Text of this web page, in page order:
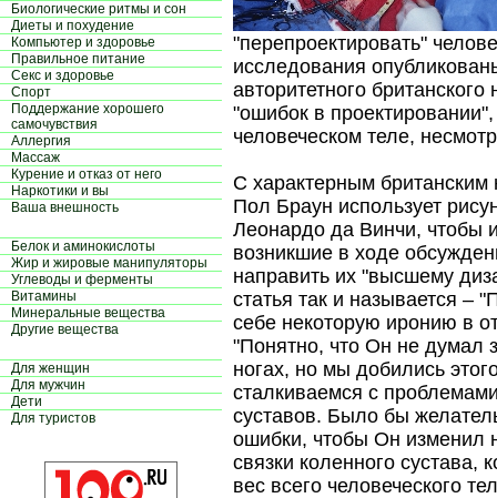
Биологические ритмы и сон
Диеты и похудение
Компьютер и здоровье
Правильное питание
Секс и здоровье
Спорт
Поддержание хорошего
самочувствия
Аллергия
Массаж
Курение и отказ от него
Наркотики и вы
Ваша внешность
Белок и аминокислоты
Жир и жировые манипуляторы
Углеводы и ферменты
Витамины
Минеральные вещества
Другие вещества
Для женщин
Для мужчин
Дети
Для туристов
"перепроектировать"
исследования
авторитетного
"ошибок в
человеческом теле,
С характерным британским
Пол Браун использует
Леонардо да Винчи, чтобы
возникшие в ходе
направить их "высшему
статья так и называется –
себе некоторую иронию в
"Понятно, что Он не думал
ногах, но мы добились
сталкиваемся с
суставов. Было бы
ошибки, чтобы Он изменил
связки коленного сустава,
вес всего человеческого